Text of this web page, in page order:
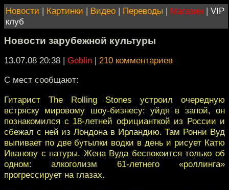
Новости | Картинки | Видео | Переводы | Магазин | VIP
клуб
Новости зарубежной культуры
13.07.08 20:38 | Goblin | 210 комментариев
С мест сообщают:
Гитарист The Rolling Stones устроил очередную
встряску мировому шоу-бизнесу: уйдя в запой, он
познакомился с 18-летней официанткой из России и
сбежал с ней из Лондона в Ирландию. Там Ронни Вуд
выпивает по две бутылки водки в день и рисует Катю
Иванову с натуры. Жена Вуда беспокоится только об
одном: алкоголизм 61-летнего «роллинга»
прогрессирует на глазах.